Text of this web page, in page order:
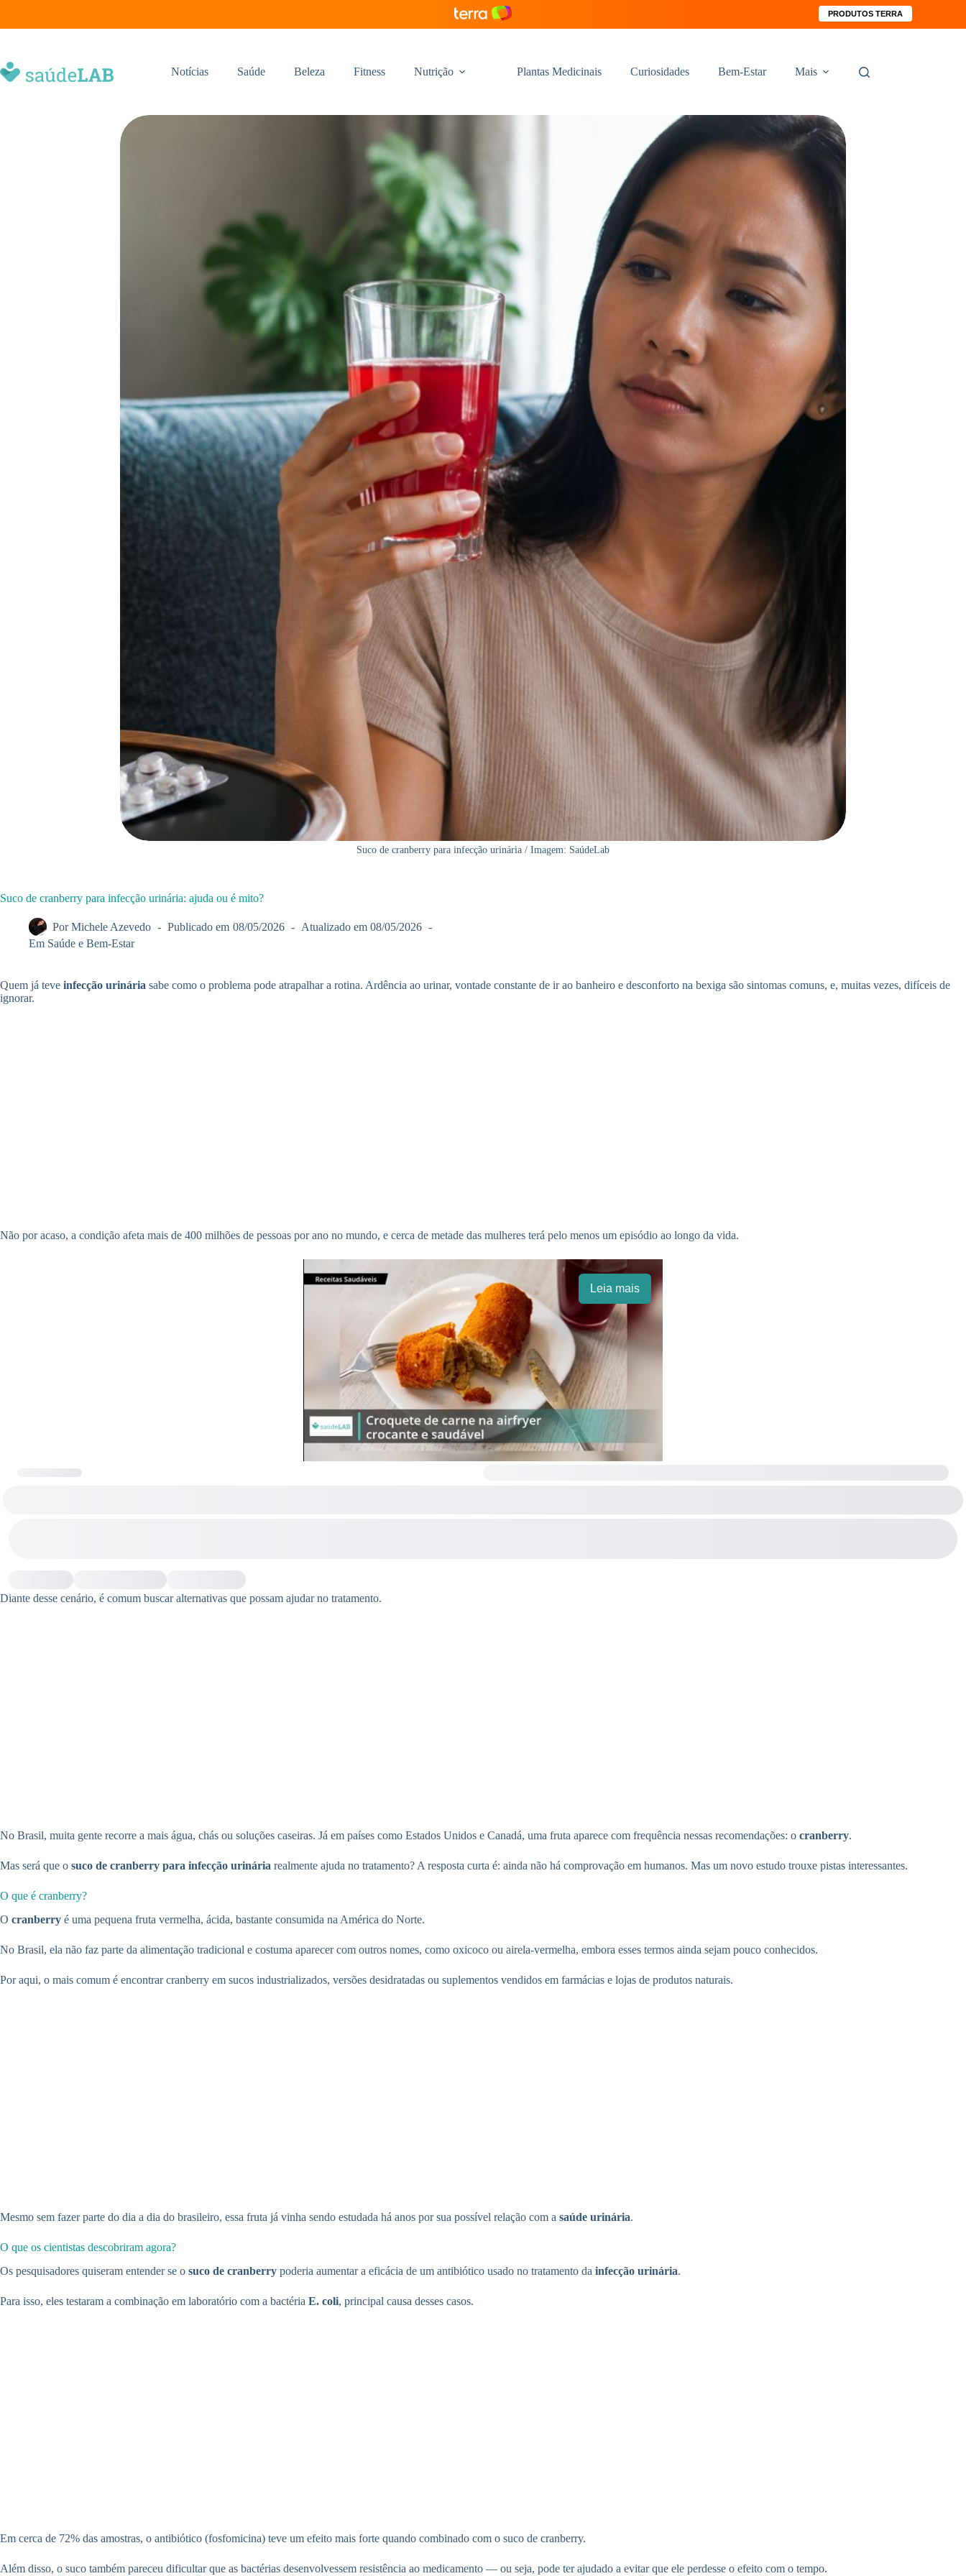
PRODUTOS TERRA
Notícias Saúde Beleza Fitness Nutrição Plantas Medicinais Curiosidades Bem-Estar Mais
Suco de cranberry para infecção urinária / Imagem: SaúdeLab
Suco de cranberry para infecção urinária: ajuda ou é mito?
Por Michele Azevedo Publicado em 08/05/2026 Atualizado em 08/05/2026
Em Saúde e Bem-Estar
Quem já teve infecção urinária sabe como o problema pode atrapalhar a rotina. Ardência ao urinar, vontade constante de ir ao banheiro e desconforto na bexiga são sintomas comuns, e, muitas vezes, difíceis de
ignorar.
Não por acaso, a condição afeta mais de 400 milhões de pessoas por ano no mundo, e cerca de metade das mulheres terá pelo menos um episódio ao longo da vida.
Leia mais
Diante desse cenário, é comum buscar alternativas que possam ajudar no tratamento.
No Brasil, muita gente recorre a mais água, chás ou soluções caseiras. Já em países como Estados Unidos e Canadá, uma fruta aparece com frequência nessas recomendações: o cranberry.
Mas será que o suco de cranberry para infecção urinária realmente ajuda no tratamento? A resposta curta é: ainda não há comprovação em humanos. Mas um novo estudo trouxe pistas interessantes.
O que é cranberry?
O cranberry é uma pequena fruta vermelha, ácida, bastante consumida na América do Norte.
No Brasil, ela não faz parte da alimentação tradicional e costuma aparecer com outros nomes, como oxicoco ou airela-vermelha, embora esses termos ainda sejam pouco conhecidos.
Por aqui, o mais comum é encontrar cranberry em sucos industrializados, versões desidratadas ou suplementos vendidos em farmácias e lojas de produtos naturais.
Mesmo sem fazer parte do dia a dia do brasileiro, essa fruta já vinha sendo estudada há anos por sua possível relação com a saúde urinária.
O que os cientistas descobriram agora?
Os pesquisadores quiseram entender se o suco de cranberry poderia aumentar a eficácia de um antibiótico usado no tratamento da infecção urinária.
Para isso, eles testaram a combinação em laboratório com a bactéria E. coli, principal causa desses casos.
Em cerca de 72% das amostras, o antibiótico (fosfomicina) teve um efeito mais forte quando combinado com o suco de cranberry.
Além disso, o suco também pareceu dificultar que as bactérias desenvolvessem resistência ao medicamento — ou seja, pode ter ajudado a evitar que ele perdesse o efeito com o tempo.